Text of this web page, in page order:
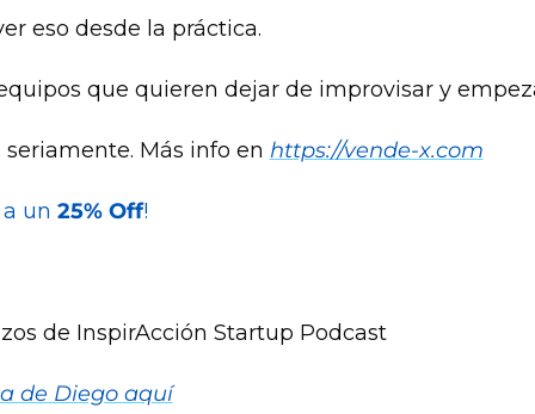
eso desde la práctica.
que quieren dejar de improvisar y
Más info en https://vende-x.com
un 25% Off!
de InspirAcción Startup Podcast
de Diego aquí